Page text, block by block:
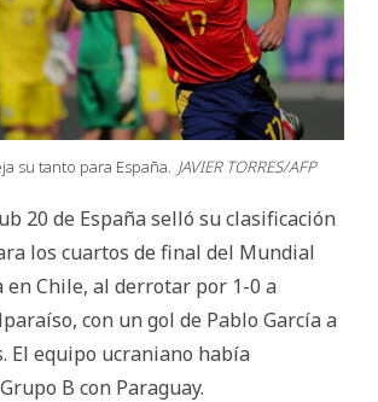
su tanto para España. JAVIER TORRES/AFP
20 de España selló su clasificación
los cuartos de final del Mundial
en Chile, al derrotar por 1-0 a
con un gol de Pablo García a
El equipo ucraniano había
B con Paraguay.